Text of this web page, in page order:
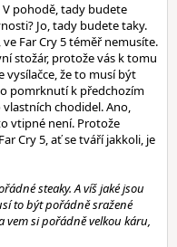
V pohodě, tady budete
Jo, tady budete taky.
Far Cry 5 téměř nemusíte.
stožár, protože vás k tomu
vysílačce, že to musí být
pomrknutí k předchozím
chodidel. Ano,
vtipné není. Protože
Cry 5, ať se tváří jakkoli, je
steaky. A víš jaké jsou
to být pořádně sražené
vem si pořádně velkou káru,